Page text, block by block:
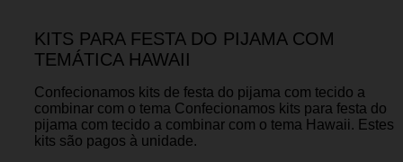
KITS PARA FESTA DO PIJAMA COM
TEMÁTICA HAWAII
Confecionamos kits de festa do pijama com tecido a
combinar com o tema Confecionamos kits para festa do
pijama com tecido a combinar com o tema Hawaii. Estes
kits são pagos à unidade.